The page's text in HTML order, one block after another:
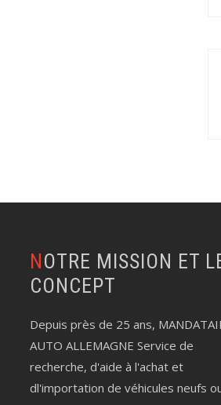
NOTRE MISSION ET LE
CONCEPT
Depuis près de 25 ans,
AUTO ALLEMAGNE Service de
recherche, d'aide à l'achat et
dl'importation de véhicules neufs